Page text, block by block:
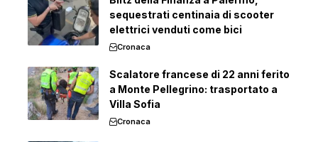
sequestrati centinaia di scooter
elettrici venduti come bici
Cronaca
Scalatore francese di 22 anni ferito
a Monte Pellegrino: trasportato a
Villa Sofia
Cronaca